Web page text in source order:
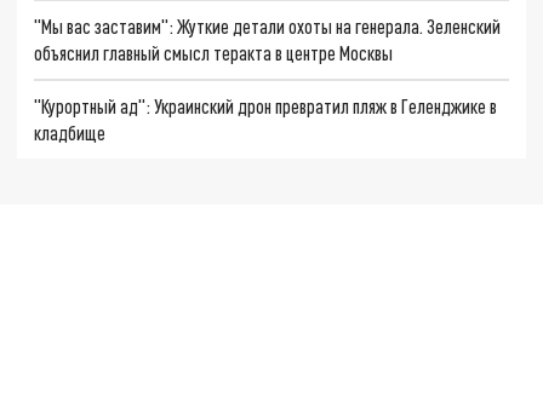
"Мы вас заставим": Жуткие детали охоты на генерала. Зеленский
объяснил главный смысл теракта в центре Москвы
"Курортный ад": Украинский дрон превратил пляж в Геленджике в
кладбище